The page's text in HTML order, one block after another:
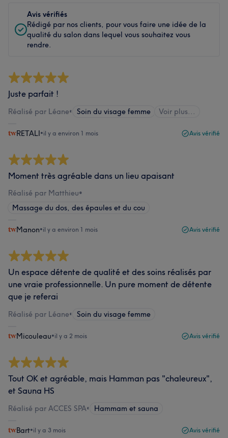
Avis vérifiés
Rédigé par nos clients, pour vous faire une idée de la
qualité du salon dans lequel vous souhaitez vous
rendre.
Juste parfait !
Réalisé par Léane• Soin du visage femme Voir plus...
RETALI•il y a environ 1 mois Avis vérifié
Moment très agréable dans un lieu apaisant
Réalisé par Matthieu•
Massage du dos, des épaules et du cou
Manon•il y a environ 1 mois Avis vérifié
Un espace détente de qualité et des soins réalisés par
une vraie professionnelle. Un pure moment de détente
que je referai
Réalisé par Léane• Soin du visage femme
Micouleau•il y a 2 mois Avis vérifié
Tout OK et agréable, mais Hamman pas "chaleureux",
et Sauna HS
Réalisé par ACCES SPA• Hammam et sauna
Bart•il y a 3 mois Avis vérifié